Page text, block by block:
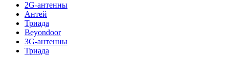
2G-антенны
Антей
Триада
Beyondoor
3G-антенны
Триада